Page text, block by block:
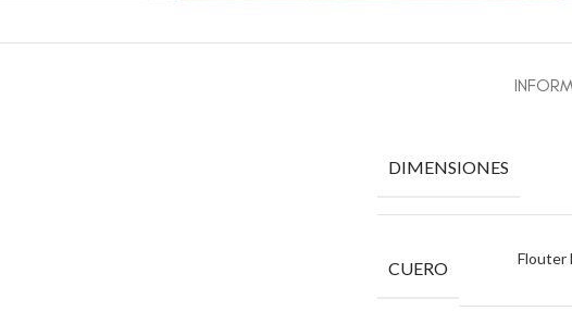
DIMENSIONES
CUERO Flouter